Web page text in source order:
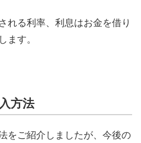
れる利率、利息はお金を借り
ます。
方法
をご紹介しましたが、今後の